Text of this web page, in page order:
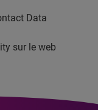
Data
sur le web